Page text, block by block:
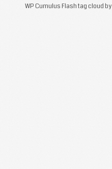
WP Cumulus Flash tag cloud by